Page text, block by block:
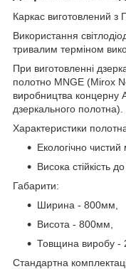
Каркас виготовлений з
Використання
тривалим терміном
При виготовленні
полотно MNGE (Mirox
виробництва концерну
дзеркального полотна).
Характеристики
Екологічно чистий
Висока стійкість
Габарити:
Ширина - 800мм,
Висота - 800мм,
Товщина виробу -
Стандартна